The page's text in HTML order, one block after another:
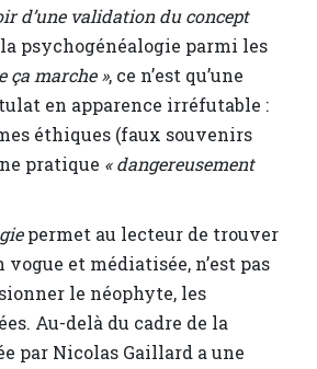
d’une validation du concept
psychogénéalogie parmi les
ça marche », ce n’est qu’une
en apparence irréfutable :
éthiques (faux souvenirs
pratique « dangereusement
permet au lecteur de trouver
et médiatisée, n’est pas
le néophyte, les
Au-delà du cadre de la
par Nicolas Gaillard a une